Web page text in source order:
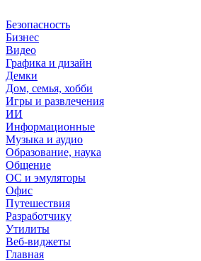
Безопасность
Бизнес
Видео
Графика и дизайн
Демки
Дом, семья, хобби
Игры и развлечения
ИИ
Информационные
Музыка и аудио
Образование, наука
Общение
ОС и эмуляторы
Офис
Путешествия
Разработчику
Утилиты
Веб-виджеты
Главная